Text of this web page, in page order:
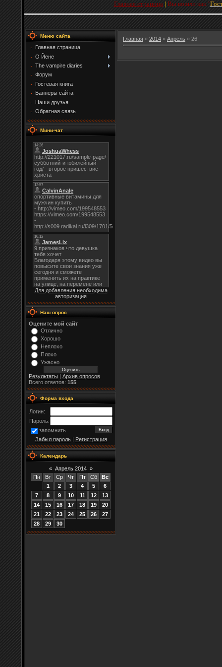
Главная страница | Вы вошли как "
Меню сайта
Главная страница
О Йене
The vampire diaries
Форум
Гостевая книга
Баннеры сайта
Наши друзья
Обратная связь
Мини-чат
Для добавления необходима
авторизация
Наш опрос
Оцените мой сайт
Отлично
Хорошо
Неплохо
Плохо
Ужасно
Результаты
Архив опросов
Всего ответов: 155
Форма входа
Логин:
Пароль:
запомнить
Забыл пароль| Регистрация
Календарь
« Апрель 2014 »
Пн
Вт Ср Чт Пт Сб
Вс
1
2 3 4 5
6
7
8 9 10 11 12
13
14
15 16 17 18 19
20
21
22 23 24 25 26
27
28
29 30
Главная » 2014 » Апрель » 26